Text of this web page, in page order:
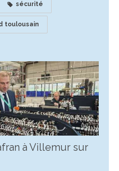
sécurité
toulousain
à Villemur sur